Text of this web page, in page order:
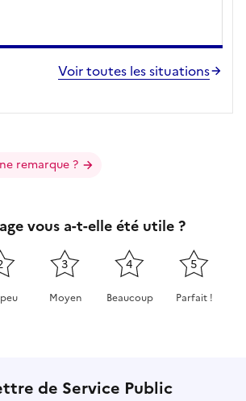
Voir toutes les situations
remarque ?
vous a-t-elle été utile ?
3
Moyen
4
Beaucoup
5
Parfait !
de Service Public